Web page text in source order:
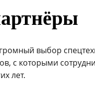
выбор
с которыми
лет.